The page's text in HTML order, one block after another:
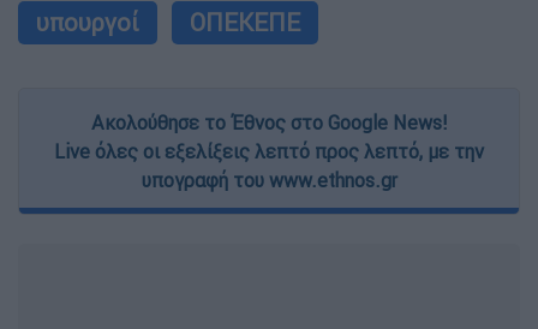
υπουργοί
ΟΠΕΚΕΠΕ
Ακολούθησε το Έθνος στο Google News!
Live όλες οι εξελίξεις λεπτό προς λεπτό, με την
υπογραφή του www.ethnos.gr